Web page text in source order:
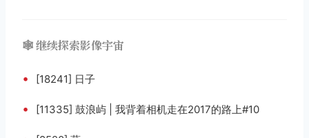
🕸️ 继续探索影像宇宙
• [18241] 日子
• [11335] 鼓浪屿 | 我背着相机走在2017的路上#10